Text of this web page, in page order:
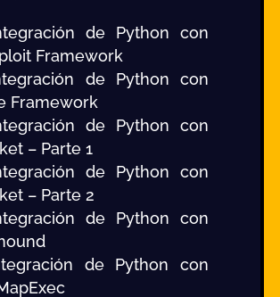
de Python con
Framework
de Python con
Framework
de Python con
– Parte 1
de Python con
– Parte 2
de Python con
de Python con